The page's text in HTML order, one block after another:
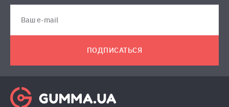
ПОДПИСАТЬСЯ